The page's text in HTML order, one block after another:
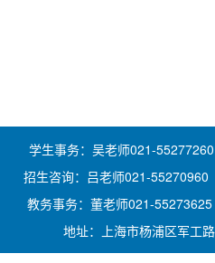
学生事务：吴老师021-
招生咨询：吕老师021-
教务事务：董老师021-
地址：上海市杨浦区军工